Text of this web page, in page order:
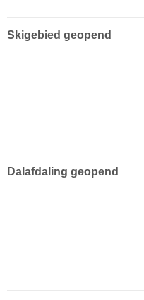
Skigebied geopend
Dalafdaling geopend